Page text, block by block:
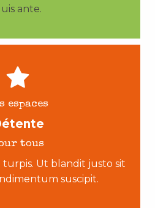
ante.
espaces
tous
Ut blandit justo sit
suscipit.